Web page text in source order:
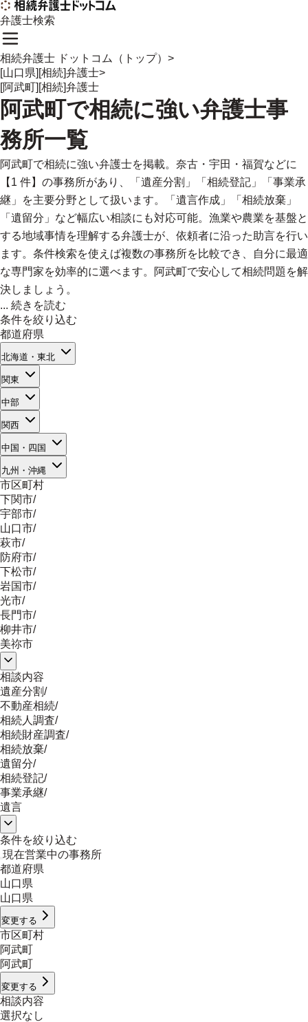
弁護士検索
相続弁護士 ドットコム（トップ） >
[山口県][相続]弁護士>
[阿武町][相続]弁護士
阿武町で相続に強い弁護士事
務所一覧
阿武町で相続に強い弁護士を掲載。奈古・宇田・福賀などに
【1 件】の事務所があり、「遺産分割」「相続登記」「事業承
継」を主要分野として扱います。「遺言作成」「相続放棄」
「遺留分」など幅広い相談にも対応可能。漁業や農業を基盤と
する地域事情を理解する弁護士が、依頼者に沿った助言を行い
ます。条件検索を使えば複数の事務所を比較でき、自分に最適
な専門家を効率的に選べます。阿武町で安心して相続問題を解
決しましょう。
... 続きを読む
条件を絞り込む
都道府県
北海道・東北
関東
中部
関西
中国・四国
九州・沖縄
市区町村
下関市/
宇部市/
山口市/
萩市/
防府市/
下松市/
岩国市/
光市/
長門市/
柳井市/
美祢市
相談内容
遺産分割/
不動産相続/
相続人調査/
相続財産調査/
相続放棄/
遺留分/
相続登記/
事業承継/
遺言
条件を絞り込む
現在営業中の事務所
都道府県
山口県
山口県
変更する
市区町村
阿武町
阿武町
変更する
相談内容
選択なし